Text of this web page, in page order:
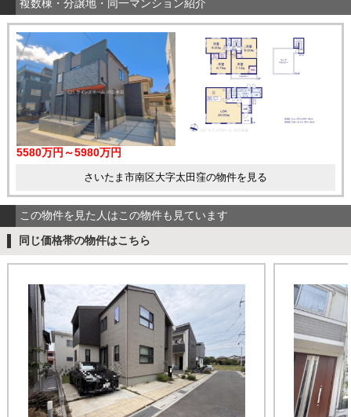
複数棟・分譲地・同一マンション紹介
5580万円～5980万円
さいたま市南区大字太田窪の物件を見る
この物件を見た人はこの物件も見ています
同じ価格帯の物件はこちら